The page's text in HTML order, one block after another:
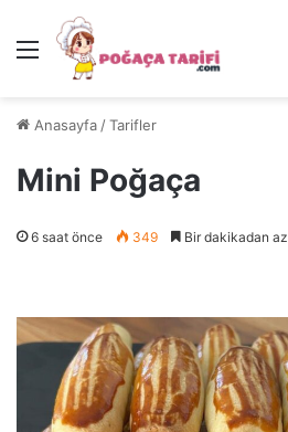
Menü
Anasayfa /Tarifler
Mini Poğaça
6 saat önce 349 Bir dakikadan az